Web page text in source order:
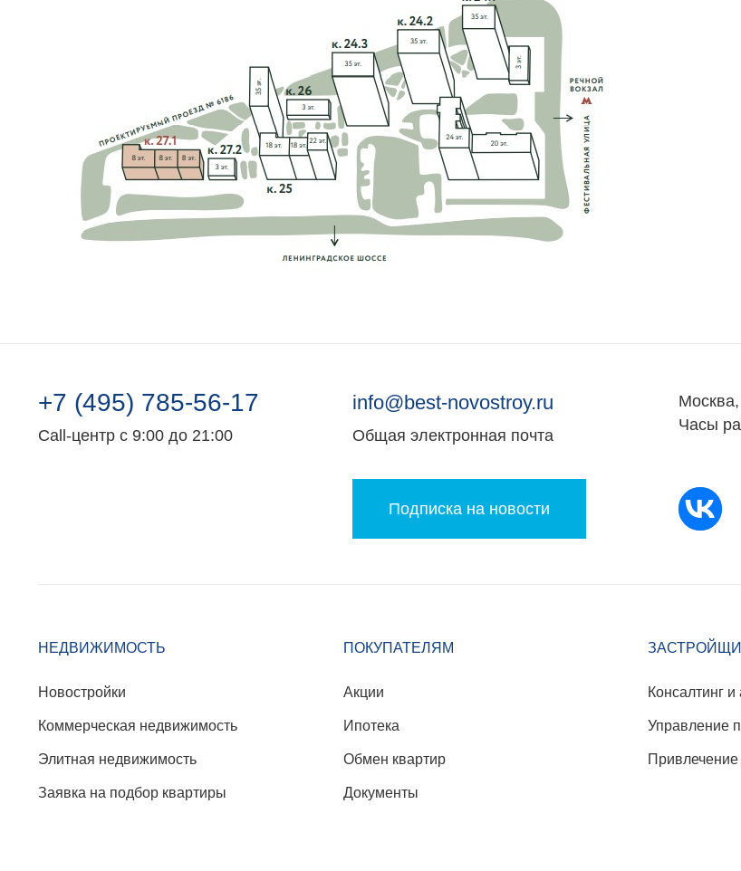
+7 (495) 785-56-17
Call-центр с 9:00 до 21:00
info@best-novostroy.ru
Общая электронная почта
Подписка на новости
Часы
НЕДВИЖИМОСТЬ
Новостройки
Коммерческая недвижимость
Элитная недвижимость
Заявка на подбор квартиры
ПОКУПАТЕЛЯМ
Акции
Ипотека
Обмен квартир
Документы
Консалтинг и
Управление
Привлечение